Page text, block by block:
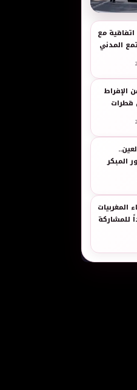
السكوري: 68 اتفاقية مع
المدني
الإفراط
قطرات
المبكر
-
المغربيات
للمشاركة